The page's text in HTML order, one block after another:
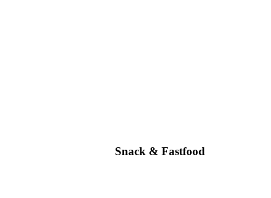
Snack & Fastfood